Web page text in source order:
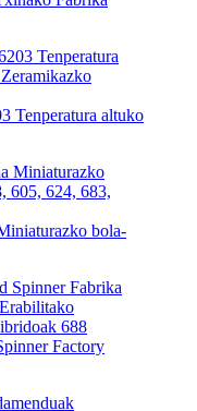
Tenperatura altuko
bola-
Factory